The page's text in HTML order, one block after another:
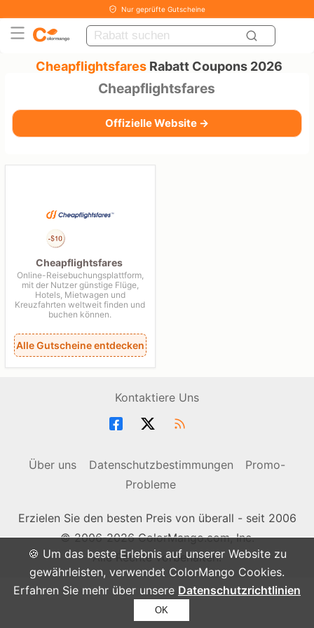
🍪 Um das beste Erlebnis auf unserer Website zu
gewährleisten, verwendet ColorMango Cookies.
Erfahren Sie mehr über unsere Datenschutzrichtlinien
OK
Nur geprüfte Gutscheine
Cheapflightsfares Rabatt Coupons 2026
Cheapflightsfares
Offizielle Website →
Cheapflightsfares
Online-Reisebuchungsplattform,
mit der Nutzer günstige Flüge,
Hotels, Mietwagen und
Kreuzfahrten weltweit finden und
buchen können.
Alle Gutscheine entdecken
Kontaktiere Uns
Über uns Datenschutzbestimmungen
Promo-
Probleme
Erzielen Sie den besten Preis von überall - seit 2006
© 2006-2026 ColorMango.com, Inc.
Alle Rechte vorbehalten.